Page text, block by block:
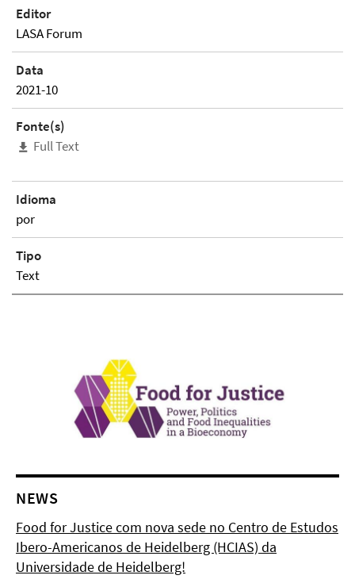
Editor
LASA Forum
Data
2021-10
Fonte(s)
Full Text
Idioma
por
Tipo
Text
NEWS
Food for Justice com nova sede no Centro de Estudos
Ibero-Americanos de Heidelberg (HCIAS) da
Universidade de Heidelberg!